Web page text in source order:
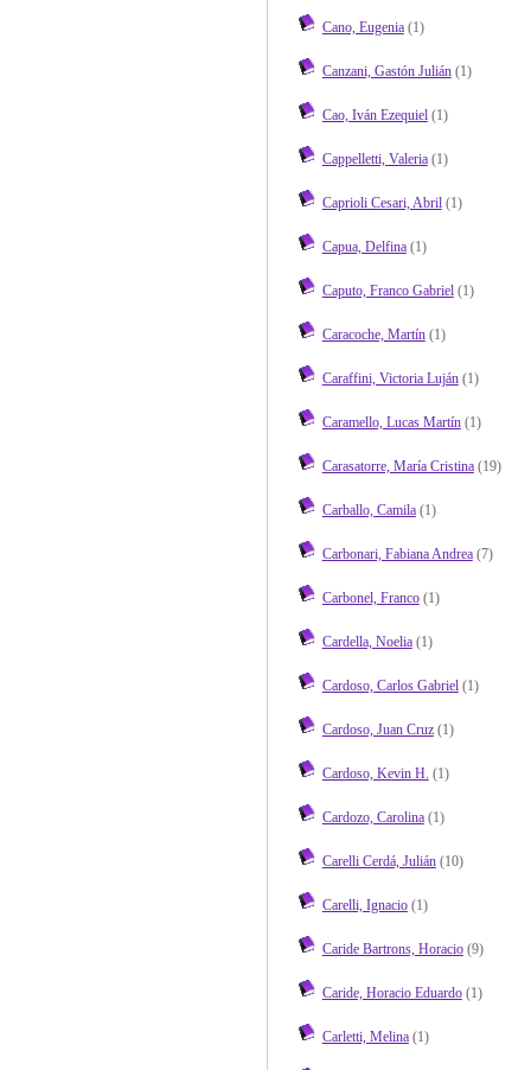
Cano, Eugenia(1)
Canzani, Gastón Julián(1)
Cao, Iván Ezequiel(1)
Cappelletti, Valeria(1)
Caprioli Cesari, Abril(1)
Capua, Delfina(1)
Caputo, Franco Gabriel(1)
Caracoche, Martín(1)
Caraffini, Victoria Luján(1)
Caramello, Lucas Martín(1)
Carasatorre, María Cristina(19)
Carballo, Camila(1)
Carbonari, Fabiana Andrea(7)
Carbonel, Franco(1)
Cardella, Noelia(1)
Cardoso, Carlos Gabriel(1)
Cardoso, Juan Cruz(1)
Cardoso, Kevin H. (1)
Cardozo, Carolina(1)
Carelli Cerdá, Julián(10)
Carelli, Ignacio(1)
Caride Bartrons, Horacio(9)
Caride, Horacio Eduardo(1)
Carletti, Melina(1)